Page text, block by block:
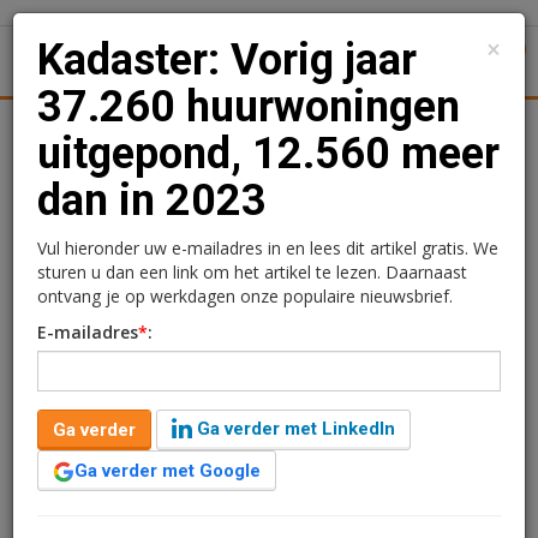
Nieuws Achtergronden Woningmarkt
Kadaster: Vorig jaar
37.260 huurwoningen
uitgepond, 12.560 meer
dan in 2023
Gabrielle Klaver en Ariana Manduzai
27 februari 2025 om 06:00
één jaar geleden aangepast
7 minuten leestijd
×
Kadaster: Vorig jaar
37.260 huurwoningen
uitgepond, 12.560 meer
dan in 2023
Vul hieronder uw e-mailadres in en lees dit artikel gratis. We
sturen u dan een link om het artikel te lezen. Daarnaast
ontvang je op werkdagen onze populaire nieuwsbrief.
E-mailadres*:
Ga verder
Ga verder met LinkedIn
Ga verder met Google